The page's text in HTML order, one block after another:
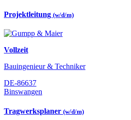
Projektleitung (w/d/m)
Vollzeit
Bauingenieur & Techniker
DE-86637
Binswangen
Tragwerksplaner (w/d/m)